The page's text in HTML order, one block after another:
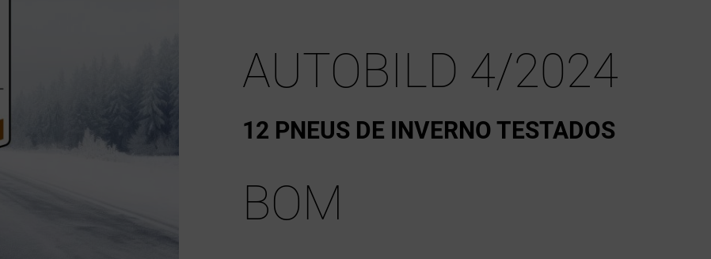
AUTOBILD 4/2024
12 PNEUS DE INVERNO TESTADOS
BOM